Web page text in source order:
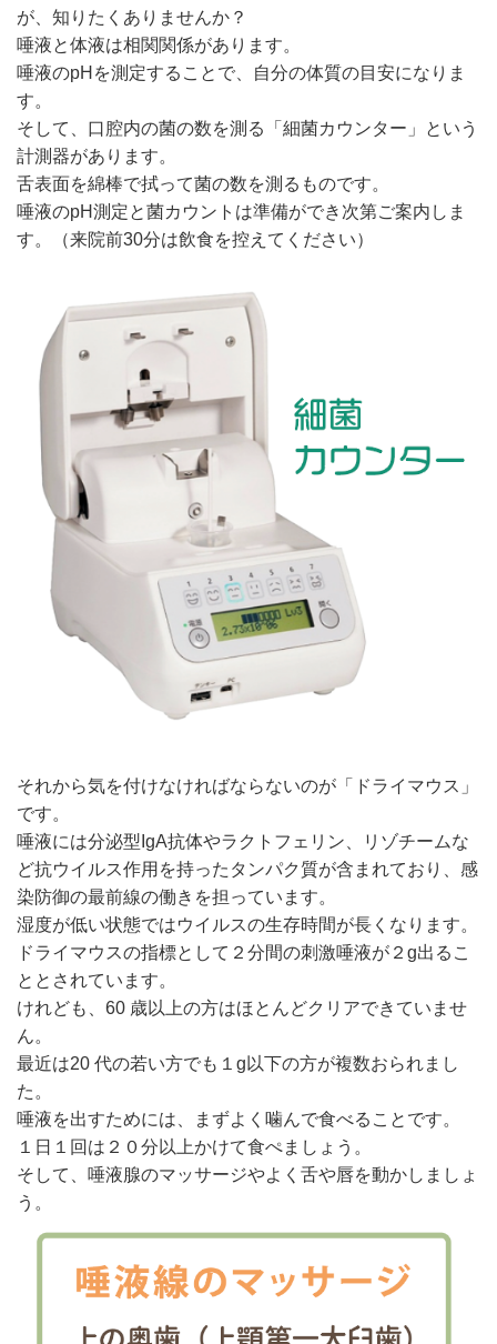
が、知りたくありませんか？
唾液と体液は相関関係があります。
唾液のpHを測定することで、自分の体質の目安になりま
す。
そして、口腔内の菌の数を測る「細菌カウンター」という
計測器があります。
舌表面を綿棒で拭って菌の数を測るものです。
唾液のpH測定と菌カウントは準備ができ次第ご案内しま
す。（来院前30分は飲食を控えてください）
それから気を付けなければならないのが「ドライマウス」
です。
唾液には分泌型IgA抗体やラクトフェリン、リゾチームな
ど抗ウイルス作用を持ったタンパク質が含まれており、感
染防御の最前線の働きを担っています。
湿度が低い状態ではウイルスの生存時間が長くなります。
ドライマウスの指標として２分間の刺激唾液が２g出るこ
ととされています。
けれども、60 歳以上の方はほとんどクリアできていませ
ん。
最近は20 代の若い方でも１g以下の方が複数おられまし
た。
唾液を出すためには、まずよく噛んで食べることです。
１日１回は２０分以上かけて食ぺましょう。
そして、唾液腺のマッサージやよく舌や唇を動かしましょ
う。